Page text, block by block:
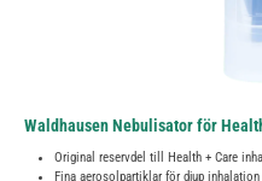
Waldhausen Nebulisator för
Original reservdel till Health + Care
Fina aerosolpartiklar för djup inhalation